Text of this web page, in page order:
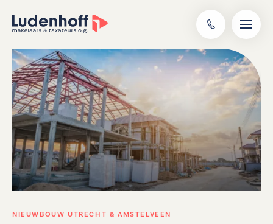
NIEUWBOUW UTRECHT & AMSTELVEEN